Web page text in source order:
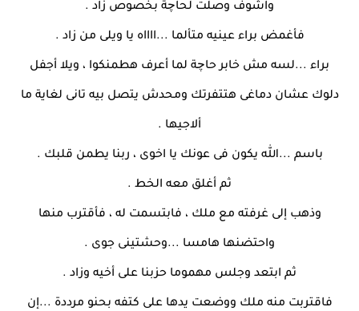
واشوف وصلت لحاچة بخصوص زاد .
فأغمض براء عينيه متألما ...ااااه يا ويلى من زاد .
براء ...لسه مش خابر حاچة لما أعرف هطمنكوا ، ويلا أجفل
دلوك عشان دماغى هتتفرتك ومحدش يتصل بيه تانى لغاية ما
ألاجيها .
باسم ...الله يكون فى عونك يا اخوى ، ربنا يطمن قلبك .
ثم أغلق معه الخط .
وذهب إلى غرفته مع ملك ، فابتسمت له ، فأقترب منها
واحتضنها هامسا ...وحشتينى جوى .
ثم ابتعد وجلس مهموما حزبنا على أخيه وزاد .
فاقتربت منه ملك ووضعت يدها على كتفه بحنو مرددة ...إن